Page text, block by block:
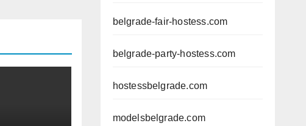
belgrade-fair-hostess.com
belgrade-party-hostess.com
hostessbelgrade.com
modelsbelgrade.com